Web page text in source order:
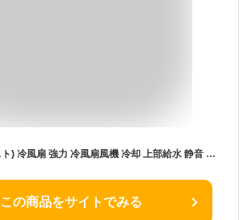
Qurra(いつもミスト) 冷風扇 強力 冷風扇風機 冷却 上部給水 静音 節電 自動首振り 上下調整 1台2役 スイング 小型 デスク ポータブル 風量調整 送風 加湿 除菌 省エネ 車 USB ペット 3R-TCF08WT
この商品をサイトでみる